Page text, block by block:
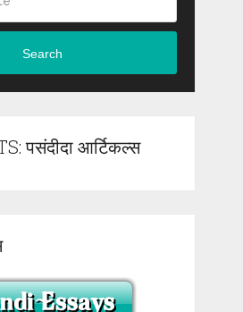
Search
पसंदीदा आर्टिकल्स